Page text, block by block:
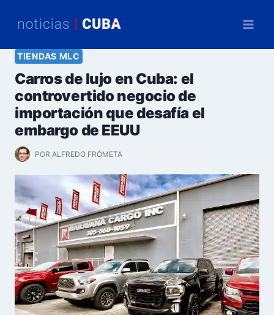
TIENDAS MLC
Carros de lujo en Cuba: el
controvertido negocio de
importación que desafía el
embargo de EEUU
POR ALFREDO FRÓMETA